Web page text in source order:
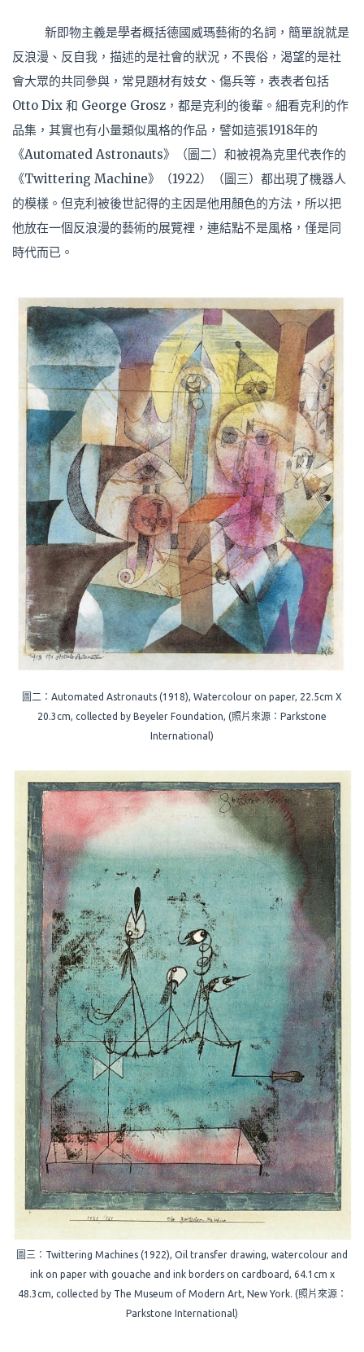
新即物主義是學者概括德國威瑪藝術的名詞，簡單說就是
反浪漫、反自我，描述的是社會的狀況，不畏俗，渴望的是社
會大眾的共同參與，常見題材有妓女、傷兵等，表表者包括
Otto Dix 和 George Grosz，都是克利的後輩。細看克利的作
品集，其實也有小量類似風格的作品，譬如這張1918年的
《Automated Astronauts》（圖二）和被視為克里代表作的
《Twittering Machine》（1922）（圖三）都出現了機器人
的模樣。但克利被後世記得的主因是他用顏色的方法，所以把
他放在一個反浪漫的藝術的展覽裡，連結點不是風格，僅是同
時代而已。
圖二：Automated Astronauts (1918), Watercolour on paper, 22.5cm X
20.3cm, collected by Beyeler Foundation, (照片來源：Parkstone
International)
圖三：Twittering Machines (1922), Oil transfer drawing, watercolour and
ink on paper with gouache and ink borders on cardboard, 64.1cm x
48.3cm, collected by The Museum of Modern Art, New York. (照片來源：
Parkstone International)